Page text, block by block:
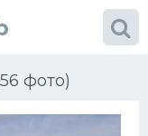
фото)